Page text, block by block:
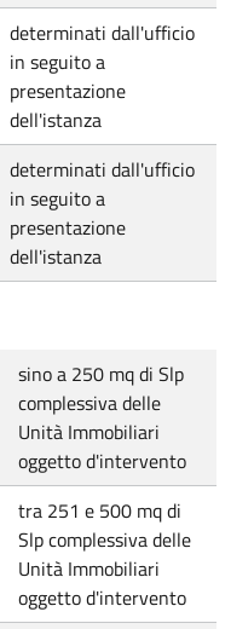
determinati dall'ufficio
in seguito a
presentazione
dell'istanza
determinati dall'ufficio
in seguito a
presentazione
dell'istanza
sino a 250 mq di Slp
complessiva delle
Unità Immobiliari
oggetto d'intervento
tra 251 e 500 mq di
Slp complessiva delle
Unità Immobiliari
oggetto d'intervento